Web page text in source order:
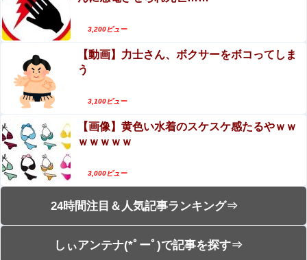
3,200ビュー
【動画】力士さん、ボクサーをボコってしま
う
3,100ビュー
【画像】黄色い水着のスケスケ感たるやｗｗ
ｗｗｗｗｗ
3,000ビュー
24時間注目＆人気記事ランキング⇒
しぃアンテナ(*ﾟーﾟ)で記事を探す⇒